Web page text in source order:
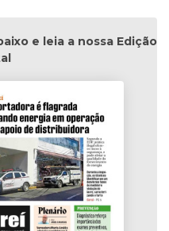
e leia a nossa Edição